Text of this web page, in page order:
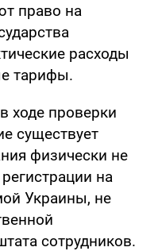
право на
расходы
тарифы.
ходе проверки
существует
физически не
на
Украины, не
сотрудников.